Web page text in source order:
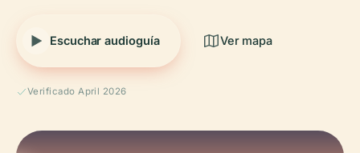
Escuchar audioguía Ver mapa
Verificado April 2026